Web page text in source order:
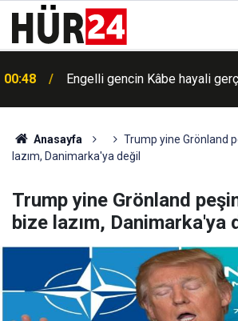
00:48 Engelli gencin Kâbe hayali
Anasayfa
Trump yine Grönland
lazım, Danimarka'ya değil
Trump yine Grönland
bize lazım, Danimarka'ya